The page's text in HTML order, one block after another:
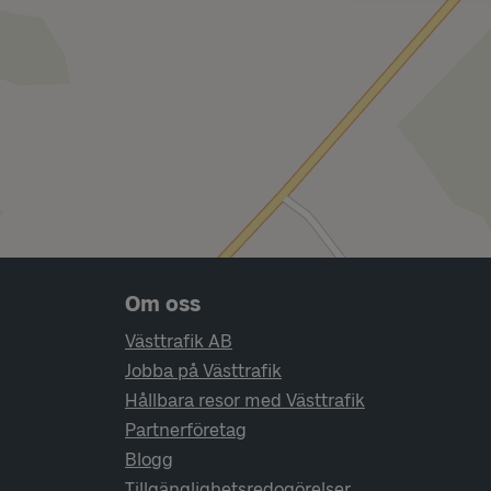
Sidfotsnavigering
Om oss
Västtrafik AB
Jobba på Västtrafik
Hållbara resor med Västtrafik
Partnerföretag
Blogg